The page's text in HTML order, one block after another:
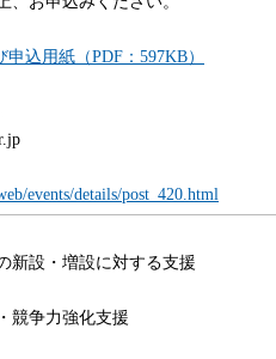
込用紙（PDF：597KB）
events/details/post_420.html
新設・増設に対する支援
競争力強化支援